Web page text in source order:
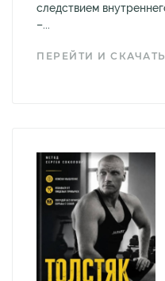
следствием
–...
ПЕРЕЙТИ И СКАЧАТЬ